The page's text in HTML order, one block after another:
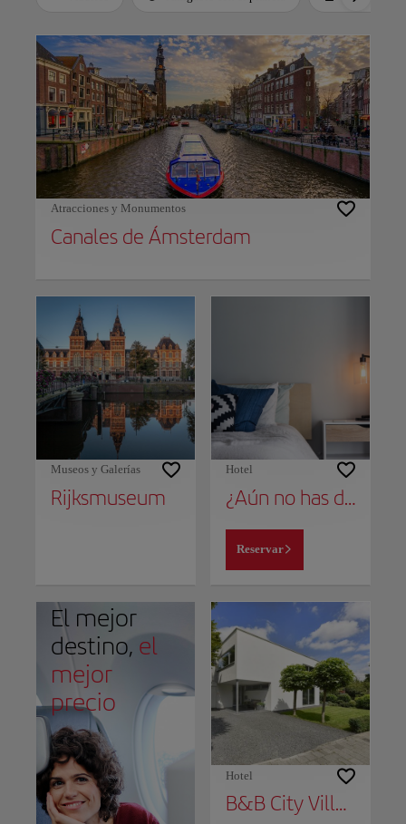
Atracciones y Monumentos
Canales de Ámsterdam
Museos y Galerías
Rijksmuseum
Hotel
¿Aún no has decidido dónde alojarte?
Reservar
El mejor
destino, el
mejor
precio
Hotel
B&B City Villa The Garden